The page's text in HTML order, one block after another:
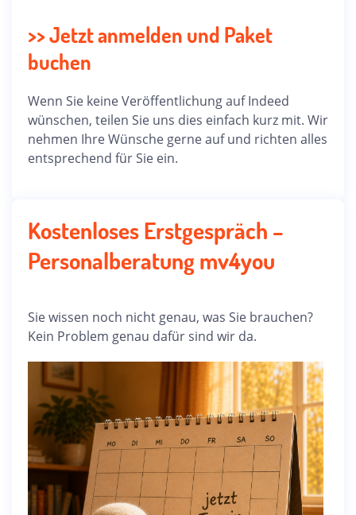
>> Jetzt anmelden und Paket
buchen
Wenn Sie keine Veröffentlichung auf Indeed
wünschen, teilen Sie uns dies einfach kurz mit. Wir
nehmen Ihre Wünsche gerne auf und richten alles
entsprechend für Sie ein.
Kostenloses Erstgespräch –
Personalberatung mv4you
Sie wissen noch nicht genau, was Sie brauchen?
Kein Problem genau dafür sind wir da.